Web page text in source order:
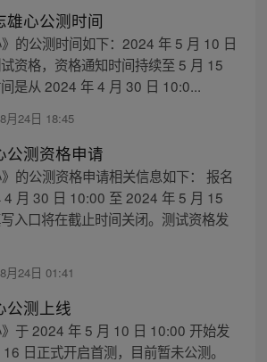
雄心公测时间
》的公测时间如下：2024 年 5 月 10 日
资格，资格通知时间持续至 5 月 15
是从 2024 年 4 月 30 日 10:0...
月24日 18:45
公测资格申请
》的公测资格申请相关信息如下： 报名
月 30 日 10:00 至 2024 年 5 月 15
入口将在截止时间关闭。测试资格发
月24日 01:41
公测上线
》于 2024 年 5 月 10 日 10:00 开始发
日正式开启首测，目前暂未公测。